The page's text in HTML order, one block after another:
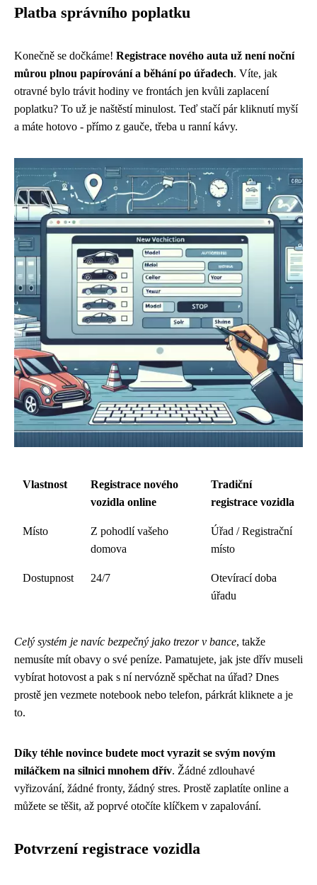
Platba správního poplatku
Konečně se dočkáme! Registrace nového auta už není noční
můrou plnou papírování a běhání po úřadech. Víte, jak
otravné bylo trávit hodiny ve frontách jen kvůli zaplacení
poplatku? To už je naštěstí minulost. Teď stačí pár kliknutí myší
a máte hotovo - přímo z gauče, třeba u ranní kávy.
Vlastnost
Registrace nového
vozidla online
Tradiční
registrace vozidla
Místo
Z pohodlí vašeho
domova
Úřad / Registrační
místo
Dostupnost 24/7
Otevírací doba
úřadu
Celý systém je navíc bezpečný jako trezor v bance, takže
nemusíte mít obavy o své peníze. Pamatujete, jak jste dřív museli
vybírat hotovost a pak s ní nervózně spěchat na úřad? Dnes
prostě jen vezmete notebook nebo telefon, párkrát kliknete a je
to.
Díky téhle novince budete moct vyrazit se svým novým
miláčkem na silnici mnohem dřív. Žádné zdlouhavé
vyřizování, žádné fronty, žádný stres. Prostě zaplatíte online a
můžete se těšit, až poprvé otočíte klíčkem v zapalování.
Potvrzení registrace vozidla